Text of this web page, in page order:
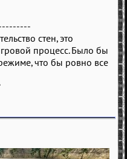
стен, это
процесс. Было бы
что бы ровно все